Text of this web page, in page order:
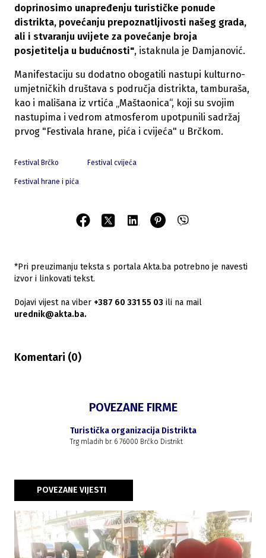
doprinosimo unapređenju turističke ponude
distrikta, povećanju prepoznatljivosti našeg grada,
ali i stvaranju uvijete za povećanje broja
posjetitelja u budućnosti", istaknula je Damjanović.
Manifestaciju su dodatno obogatili nastupi kulturno-
umjetničkih društava s područja distrikta, tamburaša,
kao i mališana iz vrtića „Maštaonica“, koji su svojim
nastupima i vedrom atmosferom upotpunili sadržaj
prvog "Festivala hrane, pića i cvijeća" u Brčkom.
Festival Brčko Festival cvijeća
Festival hrane i pića
*Pri preuzimanju teksta s portala Akta.ba potrebno je navesti
izvor i linkovati tekst.
Dojavi vijest na viber +387 60 331 55 03 ili na mail
urednik@akta.ba.
Komentari (0)
POVEZANE FIRME
Turistička organizacija Distrikta
Trg mladih br. 6 76000 Brčko Distrikt
POVEZANE VIJESTI